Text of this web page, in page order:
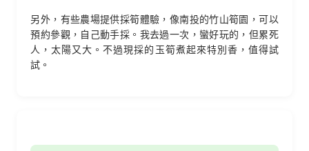
另外，有些農場提供採筍體驗，像南投的竹山筍園，可以
預約參觀，自己動手採。我去過一次，蠻好玩的，但累死
人，太陽又大。不過現採的玉筍煮起來特別香，值得試
試。